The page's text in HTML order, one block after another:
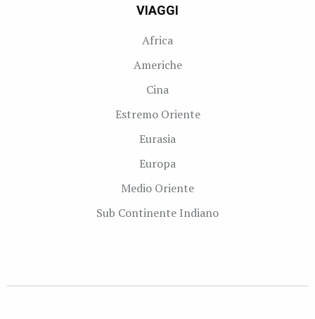
VIAGGI
Africa
Americhe
Cina
Estremo Oriente
Eurasia
Europa
Medio Oriente
Sub Continente Indiano